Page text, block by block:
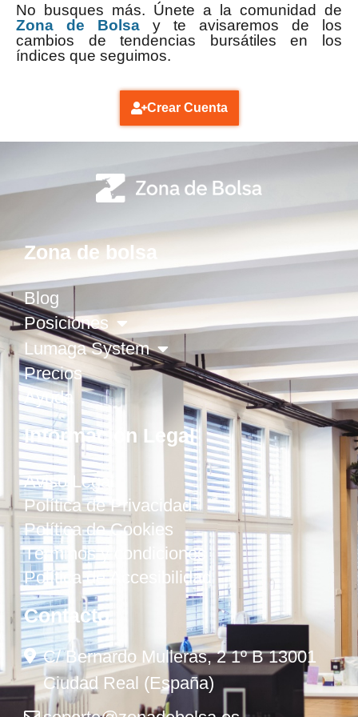
No busques más. Únete a la comunidad de
Zona de Bolsa y te avisaremos de los
cambios de tendencias bursátiles en los
índices que seguimos.
Crear Cuenta
Zona de bolsa
Blog
Posiciones
Lumaga System
Precios
Ayuda
Información Legal
Aviso Legal
Política de Privacidad
Política de Cookies
Términos y condiciones
Política de Accesibilidad
Contacto
C/ Bernardo Mulleras, 2 1º B 13001
Ciudad Real (España)